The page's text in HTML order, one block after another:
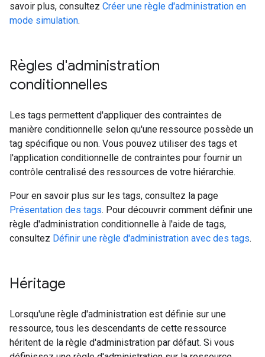
savoir plus, consultez Créer une règle d'administration en
mode simulation.
Règles d'administration
conditionnelles
Les tags permettent d'appliquer des contraintes de
manière conditionnelle selon qu'une ressource possède un
tag spécifique ou non. Vous pouvez utiliser des tags et
l'application conditionnelle de contraintes pour fournir un
contrôle centralisé des ressources de votre hiérarchie.
Pour en savoir plus sur les tags, consultez la page
Présentation des tags. Pour découvrir comment définir une
règle d'administration conditionnelle à l'aide de tags,
consultez Définir une règle d'administration avec des tags.
Héritage
Lorsqu'une règle d'administration est définie sur une
ressource, tous les descendants de cette ressource
héritent de la règle d'administration par défaut. Si vous